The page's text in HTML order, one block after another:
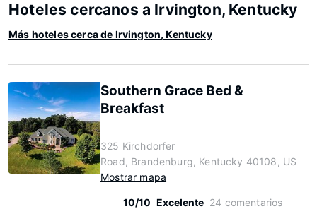
Hoteles cercanos a Irvington, Kentucky
Más hoteles cerca de Irvington, Kentucky
Southern Grace Bed &
Breakfast
325 Kirchdorfer
Road, Brandenburg, Kentucky 40108, US
Mostrar mapa
10/10 Excelente 24 comentarios